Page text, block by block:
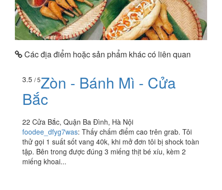
Các địa điểm hoặc sản phẩm khác có liên quan
3.5 / 5Zòn - Bánh Mì - Cửa
Bắc
22 Cửa Bắc, Quận Ba Đình, Hà Nội
foodee_dfyg7was: Thấy chấm điểm cao trên grab. Tôi
thử gọi 1 suất sốt vang 40k, khi mở đơn tôi bị shock toàn
tập. Bên trong được đúng 3 miếng thịt bé xíu, kèm 2
miếng khoai...